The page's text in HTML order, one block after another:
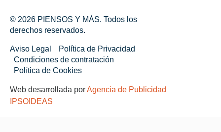
© 2026 PIENSOS Y MÁS. Todos los
derechos reservados.
Aviso Legal
Política de Privacidad
Condiciones de contratación
Política de Cookies
Web desarrollada porAgencia de Publicidad
IPSOIDEAS